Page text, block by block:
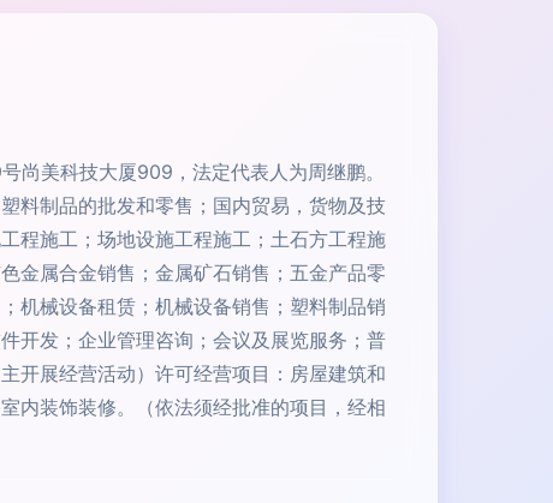
尚美科技大厦909，法定代表人为周继鹏。
料制品的批发和零售；国内贸易，货物及技
程施工；场地设施工程施工；土石方工程施
金属合金销售；金属矿石销售；五金产品零
机械设备租赁；机械设备销售；塑料制品销
开发；企业管理咨询；会议及展览服务；普
开展经营活动）许可经营项目：房屋建筑和
内装饰装修。（依法须经批准的项目，经相